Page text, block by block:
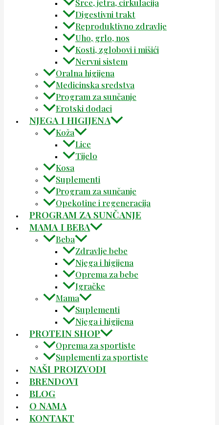
Srce, jetra, cirkulacija
Digestivni trakt
Reproduktivno zdravlje
Uho, grlo, nos
Kosti, zglobovi i mišići
Nervni sistem
Oralna higijena
Medicinska sredstva
Program za sunčanje
Erotski dodaci
NJEGA I HIGIJENA
Koža
Lice
Tijelo
Kosa
Suplementi
Program za sunčanje
Opekotine i regeneracija
PROGRAM ZA SUNČANJE
MAMA I BEBA
Beba
Zdravlje bebe
Njega i higijena
Oprema za bebe
Igračke
Mama
Suplementi
Njega i higijena
PROTEIN SHOP
Oprema za sportiste
Suplementi za sportiste
NAŠI PROIZVODI
BRENDOVI
BLOG
O NAMA
KONTAKT